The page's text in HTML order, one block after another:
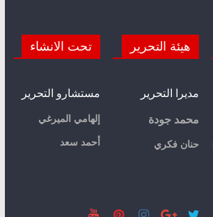
هيئة التحرير
مديرا التحرير
محمد جودة
حنان فكري
تحت الانشاء
مستشارو التحرير
إلهامي الميرغي
أحمد سعد